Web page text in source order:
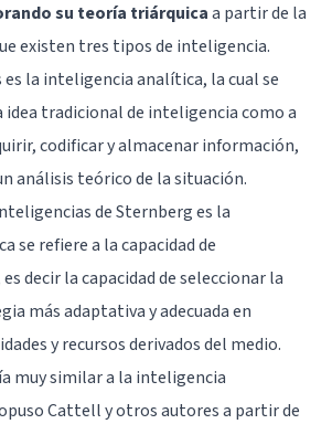
su teoría triárquicaa partir de la
existen tres tipos de inteligencia.
es la inteligencia analítica, la cual se
idea tradicional de inteligencia como a
codificar y almacenar información,
análisis teórico de la situación.
de Sternberg es la
se refiere a la capacidad de
decir la capacidad de seleccionar la
más adaptativa y adecuada en
y recursos derivados del medio.
muy similar a la inteligencia
Cattell y otros autores a partir de